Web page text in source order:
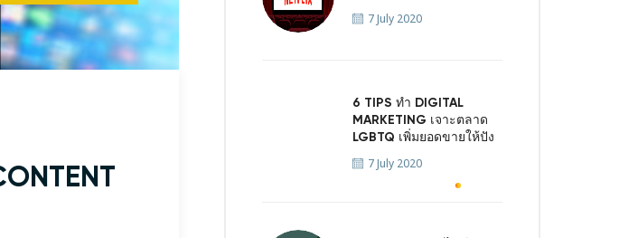
7 July 2020
6 TIPS ทำ DIGITAL
MARKETING เจาะตลาด
LGBTQ เพิ่มยอดขายให้ปัง
7 July 2020